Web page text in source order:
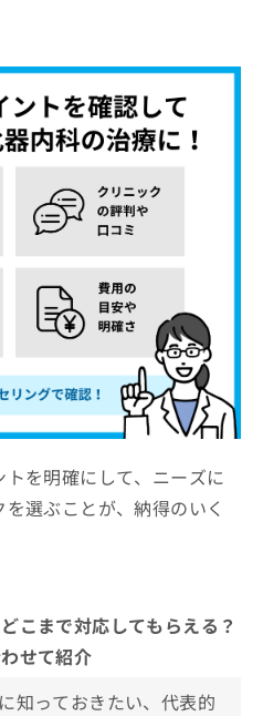
を明確にして、ニーズに
選ぶことが、納得のいく
こまで対応してもらえる？
せて紹介
知っておきたい、代表的